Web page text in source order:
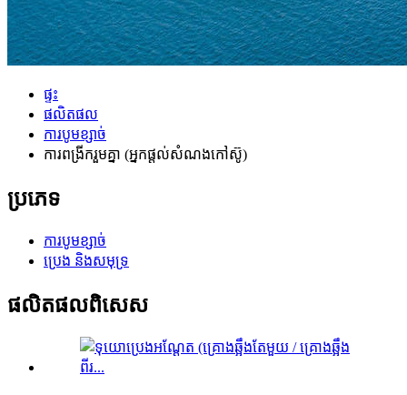
ផ្ទះ
ផលិតផល
ការបូមខ្សាច់
ការពង្រីករួមគ្នា (អ្នកផ្តល់សំណងកៅស៊ូ)
ប្រភេទ
ការបូមខ្សាច់
ប្រេង និងសមុទ្រ
ផលិតផលពិសេស